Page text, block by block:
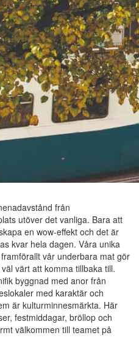
från
utöver det vanliga. Bara att
en wow-effekt och det är
kvar hela dagen. Våra unika
vår underbara mat gör
värt att komma tillbaka till.
byggnad med anor från
med karaktär och
är kulturminnesmärkta. Här
festmiddagar, bröllop och
välkommen till teamet på